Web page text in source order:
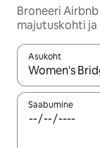
Broneeri
majutuskohti ja
Asukoht
Kui tulemused
Saabumine